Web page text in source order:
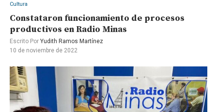
Cultura
Constataron funcionamiento de procesos
productivos en Radio Minas
Escrito Por Yudith Ramos Martínez
10 de noviembre de 2022